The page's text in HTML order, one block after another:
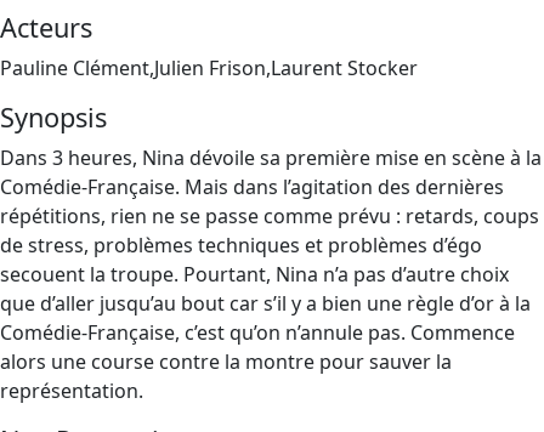
Acteurs
Pauline Clément,Julien Frison,Laurent Stocker
Synopsis
Dans 3 heures, Nina dévoile sa première mise en scène à la
Comédie-Française. Mais dans l’agitation des dernières
répétitions, rien ne se passe comme prévu : retards, coups
de stress, problèmes techniques et problèmes d’égo
secouent la troupe. Pourtant, Nina n’a pas d’autre choix
que d’aller jusqu’au bout car s’il y a bien une règle d’or à la
Comédie-Française, c’est qu’on n’annule pas. Commence
alors une course contre la montre pour sauver la
représentation.